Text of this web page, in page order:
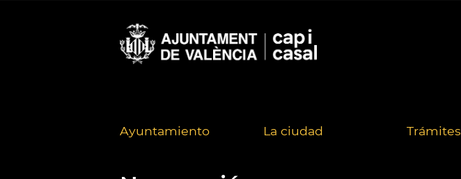
Ayuntamiento La ciudad Trámites